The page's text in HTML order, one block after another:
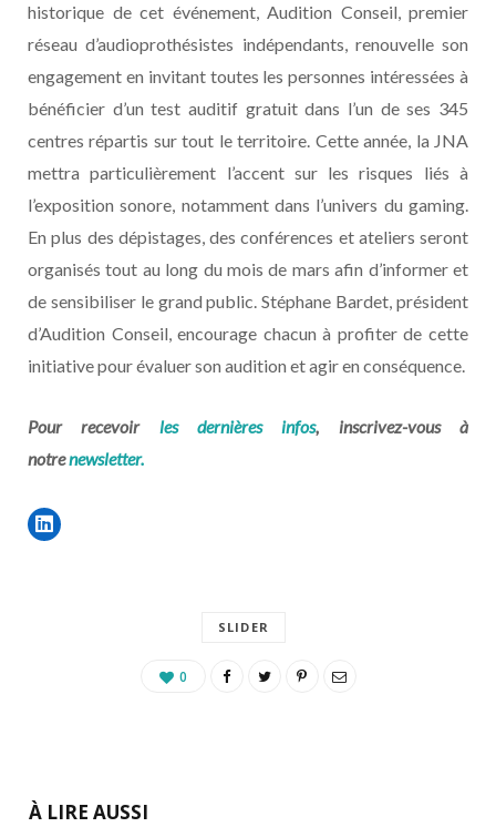
historique de cet événement, Audition Conseil, premier
réseau d’audioprothésistes indépendants, renouvelle son
engagement en invitant toutes les personnes intéressées à
bénéficier d’un test auditif gratuit dans l’un de ses 345
centres répartis sur tout le territoire. Cette année, la JNA
mettra particulièrement l’accent sur les risques liés à
l’exposition sonore, notamment dans l’univers du gaming.
En plus des dépistages, des conférences et ateliers seront
organisés tout au long du mois de mars afin d’informer et
de sensibiliser le grand public. Stéphane Bardet, président
d’Audition Conseil, encourage chacun à profiter de cette
initiative pour évaluer son audition et agir en conséquence.
Pour recevoir les dernières infos, inscrivez-vous à
notrenewsletter.
SLIDER
0
À LIRE AUSSI